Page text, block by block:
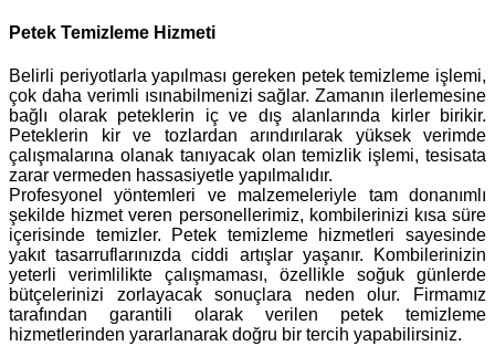
Petek Temizleme Hizmeti
Belirli periyotlarla yapılması gereken petek temizleme işlemi,
çok daha verimli ısınabilmenizi sağlar. Zamanın ilerlemesine
bağlı olarak peteklerin iç ve dış alanlarında kirler birikir.
Peteklerin kir ve tozlardan arındırılarak yüksek verimde
çalışmalarına olanak tanıyacak olan temizlik işlemi, tesisata
zarar vermeden hassasiyetle yapılmalıdır.
Profesyonel yöntemleri ve malzemeleriyle tam donanımlı
şekilde hizmet veren personellerimiz, kombilerinizi kısa süre
içerisinde temizler. Petek temizleme hizmetleri sayesinde
yakıt tasarruflarınızda ciddi artışlar yaşanır. Kombilerinizin
yeterli verimlilikte çalışmaması, özellikle soğuk günlerde
bütçelerinizi zorlayacak sonuçlara neden olur. Firmamız
tarafından garantili olarak verilen petek temizleme
hizmetlerinden yararlanarak doğru bir tercih yapabilirsiniz.